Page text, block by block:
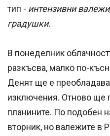
тип - интензивни
градушки.
В понеделник
разкъсва, малко по-
Денят ще е
изключения. Отново ще
планините. По подобен
вторник, но валежите в